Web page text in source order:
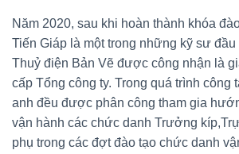
Năm 2020, sau khi hoàn thành khóa
Tiến Giáp là một trong những kỹ sư
Thuỷ điện Bản Vẽ được công nhận là
cấp Tổng công ty. Trong quá trình công
anh đều được phân công tham gia
vận hành các chức danh Trưởng
phụ trong các đợt đào tạo chức danh